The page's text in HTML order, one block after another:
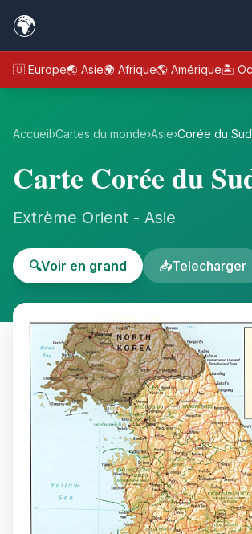
🌍
🇪🇺 Europe🌏 Asie🌍 Afrique🌎 Amérique🏝️
Accueil›Cartes du monde›Asie›Corée du Sud
Carte Corée du
Extrème Orient - Asie
🔍Voir en grand 📥Telecharger